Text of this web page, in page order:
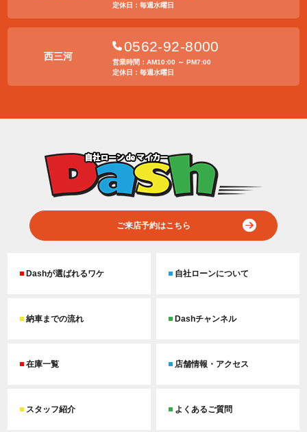
定休日：毎週水曜日
西三河
0562-92-8000
営業時間：AM10:00 ～ PM7:00
定休日：毎週水曜日
ご来店予約はこちら
Dashが選ばれるワケ 自社ローンについて
納車までの流れ Dashチャンネル
在庫一覧 店舗情報・アクセス
スタッフ紹介 よくあるご質問